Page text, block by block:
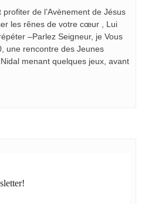
de l’Avènement de Jésus
les rênes de votre cœur , Lui
–Parlez Seigneur, je Vous
une rencontre des Jeunes
menant quelques jeux, avant